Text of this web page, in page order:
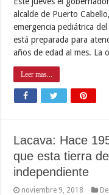
alcalde de Puerto
emergencia pediátrica
está preparada para
años de edad al mes. La
Leer mas...
Lacava: Hace
que esta tierra
independiente
noviembre 9, 2018